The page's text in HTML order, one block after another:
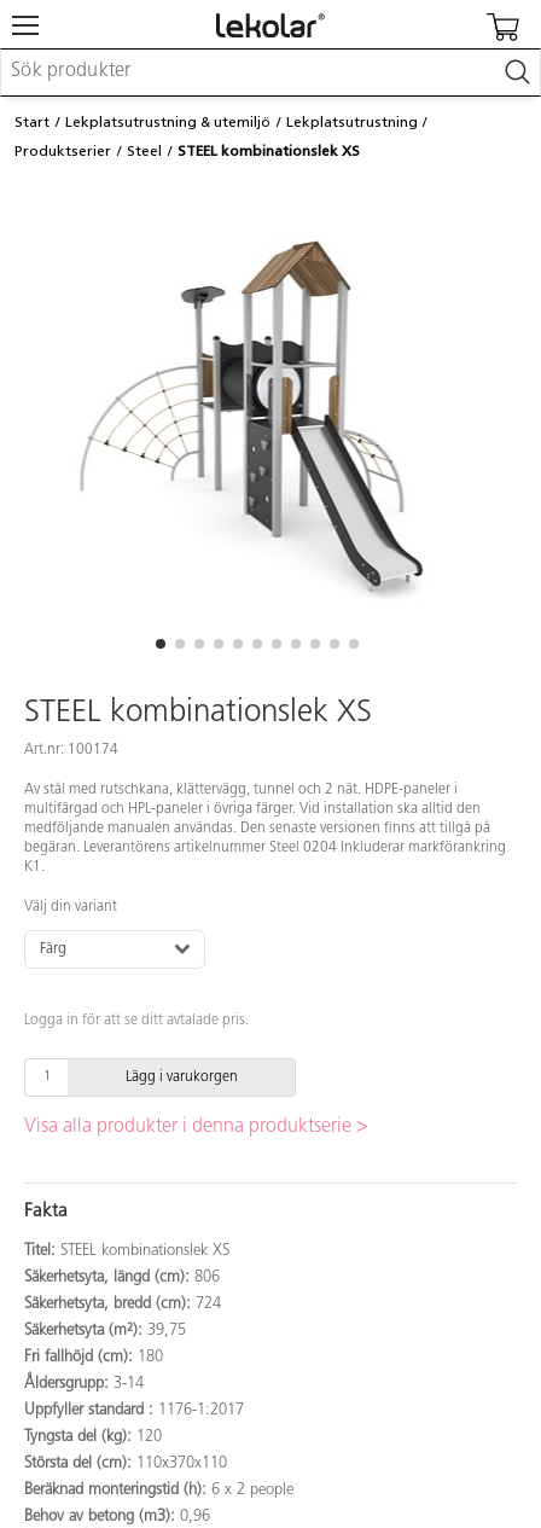
Möbler & inredning
Lekplatsutrustning & utemiljö
Skolförbrukning & kontorsmaterial
Hitta din säljare
Kontakta Lekolar
Start Lekplatsutrustning & utemiljö
Lekplatsutrustning
Produktserier
Steel STEEL kombinationslek XS
STEEL kombinationslek XS
Art.nr: 100174
Av stål med rutschkana, klättervägg, tunnel och 2 nät. HDPE-paneler i
multifärgad och HPL-paneler i övriga färger. Vid installation ska alltid den
medföljande manualen användas. Den senaste versionen finns att tillgå på
begäran. Leverantörens artikelnummer Steel 0204 Inkluderar markförankring
K1.
Välj din variant
Färg
Logga in för att se ditt avtalade pris.
Lägg i varukorgen
Visa alla produkter i denna produktserie >
Fakta
Titel: STEEL kombinationslek XS
Säkerhetsyta, längd (cm): 806
Säkerhetsyta, bredd (cm): 724
Säkerhetsyta (m²): 39,75
Fri fallhöjd (cm): 180
Åldersgrupp: 3-14
Uppfyller standard : 1176-1:2017
Tyngsta del (kg): 120
Största del (cm): 110x370x110
Beräknad monteringstid (h): 6 x 2 people
Behov av betong (m3): 0,96